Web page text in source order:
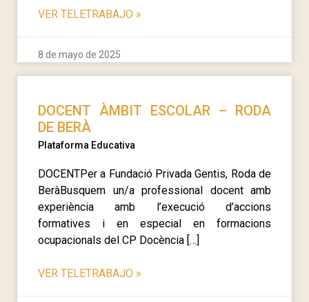
VER TELETRABAJO »
8 de mayo de 2025
DOCENT ÀMBIT ESCOLAR – RODA
DE BERÀ
Plataforma Educativa
DOCENTPer a Fundació Privada Gentis, Roda de
BeràBusquem un/a professional docent amb
experiència amb l’execució d’accions
formatives i en especial en formacions
ocupacionals del CP Docència […]
VER TELETRABAJO »